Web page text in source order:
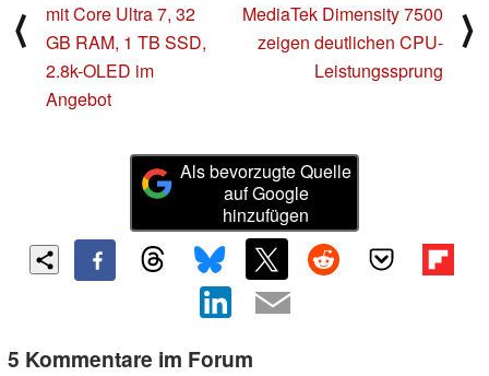
⟨
mit Core Ultra 7, 32
GB RAM, 1 TB SSD,
2.8k-OLED im
Angebot
MediaTek Dimensity 7500
zeigen deutlichen CPU-
Leistungssprung
⟩
Als bevorzugte Quelle
auf Google
hinzufügen
5 Kommentare im Forum